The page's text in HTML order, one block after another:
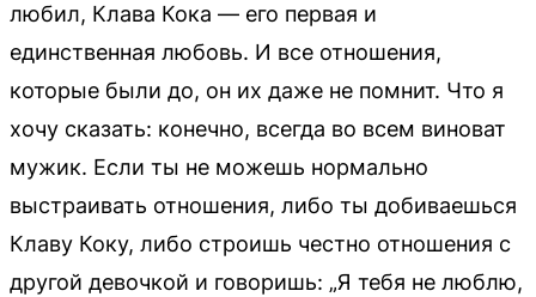
любил, Клава Кока — его первая и
единственная любовь. И все отношения,
которые были до, он их даже не помнит. Что я
хочу сказать: конечно, всегда во всем виноват
мужик. Если ты не можешь нормально
выстраивать отношения, либо ты добиваешься
Клаву Коку, либо строишь честно отношения с
другой девочкой и говоришь: „Я тебя не люблю,